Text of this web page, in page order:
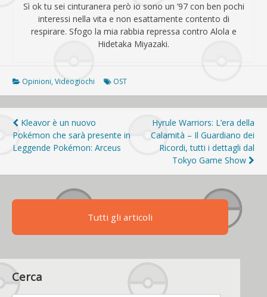
Sì ok tu sei cinturanera però io sono un ’97 con ben pochi
interessi nella vita e non esattamente contento di
respirare. Sfogo la mia rabbia repressa contro Alola e
Hidetaka Miyazaki.
Opinioni,Videogiochi OST
Navigazione
articoli
Kleavor è un nuovo
Pokémon che sarà presente in
Leggende Pokémon: Arceus
Hyrule Warriors: L’era della
Calamità – Il Guardiano dei
Ricordi, tutti i dettagli dal
Tokyo Game Show
Tutti gli articoli
Cerca